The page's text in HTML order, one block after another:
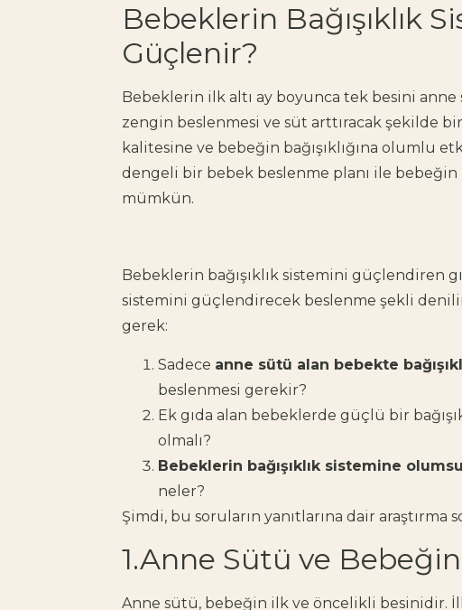
Bebeklerin Bağışıklık
Güçlenir?
Bebeklerin ilk altı ay boyunca tek besini anne
zengin beslenmesi ve süt arttıracak şekilde
kalitesine ve bebeğin bağışıklığına olumlu
dengeli bir bebek beslenme planı ile bebeğin
mümkün.
Bebeklerin bağışıklık sistemini güçlendiren
sistemini güçlendirecek beslenme şekli
gerek:
Sadece anne sütü alan bebekte
beslenmesi gerekir?
Ek gıda alan bebeklerde güçlü bir
olmalı?
Bebeklerin bağışıklık sistemine
neler?
Şimdi, bu soruların yanıtlarına dair araştırma
1.Anne Sütü ve Bebeğin
Anne sütü, bebeğin ilk ve öncelikli besinidir.